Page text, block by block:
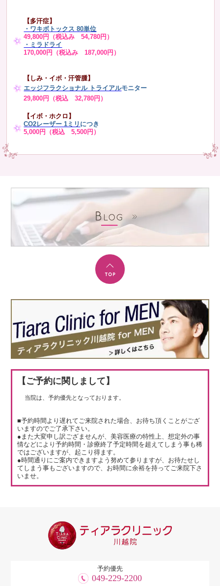
【多汗症】
・ ワキボトックス 80単位
49,800円（税込み 54,780円）
・ミラドライ
170,000円（税込み 187,000円）
【しみ・イボ・汗管腫】
エッジフラクショナル トライアルモニター
29,800円（税込 32,780円）
【イボ・ホクロ】
CO2レーザー 1ミリ につき
5,000円（税込 5,500円）
【ご予約に関しまして】
当院は、予約優先となっております。
■予約時間より遅れてご来院された場合、お待ち頂くことがござ
いますのでご了承下さい。
●また大変申し訳ござませんが、美容医療の特性上、想定外の事
情などにより予約時間・診療終了予定時間を超えてしまう事も稀
ではございますが、起こり得ます。
●時間通りにご案内できますよう努めて参りますが、お待たせし
てしまう事もございますので、お時間に余裕を持ってご来院下さ
いませ。
予約優先
049-229-2200